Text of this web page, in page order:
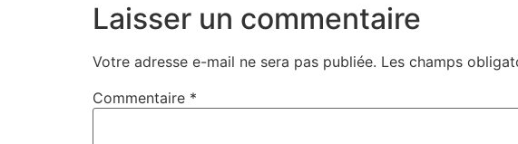
Laisser un commentaire
Votre adresse e-mail ne sera pas publiée. Les champs
Commentaire *